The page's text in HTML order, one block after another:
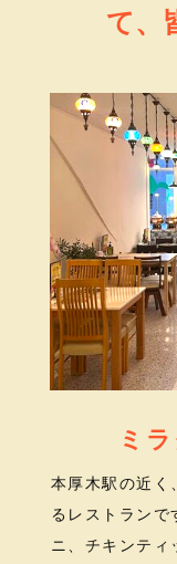
て、
ミ
本厚木駅の近く
るレストランで
ニ、チキンテ